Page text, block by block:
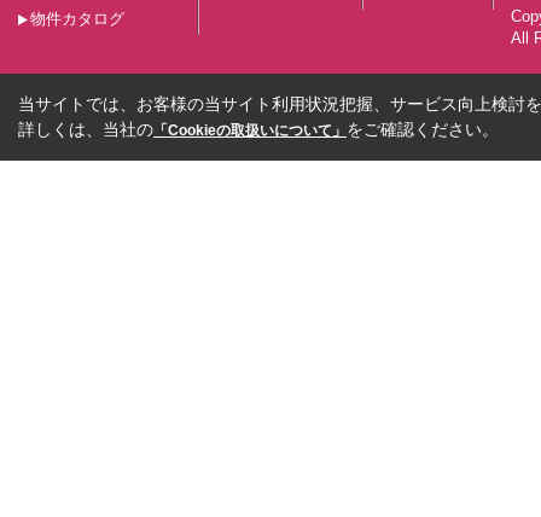
物件カタログ
All
当サイトでは、お客様の当サイト利用状況把握、サービス向上検討
詳しくは、当社の 「Cookieの取扱いについて」 をご確認ください。